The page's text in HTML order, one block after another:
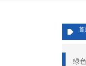
首
绿